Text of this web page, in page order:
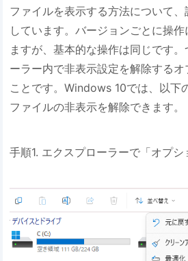
ファイルを表示する方法について
しています。バージョンごとに操
ますが、基本的な操作は同じです
ーラー内で非表示設定を解除する
ことです。Windows 10では、以下
ファイルの非表示を解除できます。
手順1. エクスプローラーで「オプシ